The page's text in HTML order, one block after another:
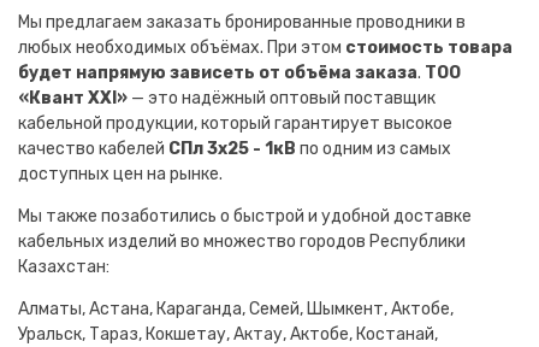
Мы предлагаем заказать бронированные проводники в
любых необходимых объёмах. При этом стоимость товара
будет напрямую зависеть от объёма заказа. ТОО
«Квант XXI» — это надёжный оптовый поставщик
кабельной продукции, который гарантирует высокое
качество кабелей СПл 3х25 - 1кВ по одним из самых
доступных цен на рынке.
Мы также позаботились о быстрой и удобной доставке
кабельных изделий во множество городов Республики
Казахстан:
Алматы, Астана, Караганда, Семей, Шымкент, Актобе,
Уральск, Тараз, Кокшетау, Актау, Актобе, Костанай,